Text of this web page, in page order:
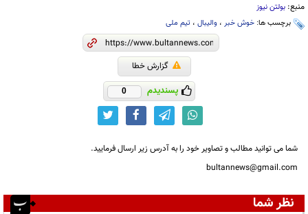
منبع: بولتن نیوز
برچسب ها: خوش خبر ، والیبال ، تیم ملی
گزارش خطا
پسندیدم 0
شما می توانید مطالب و تصاویر خود را به آدرس زیر ارسال فرمایید.
bultannews@gmail.com
نظر شما